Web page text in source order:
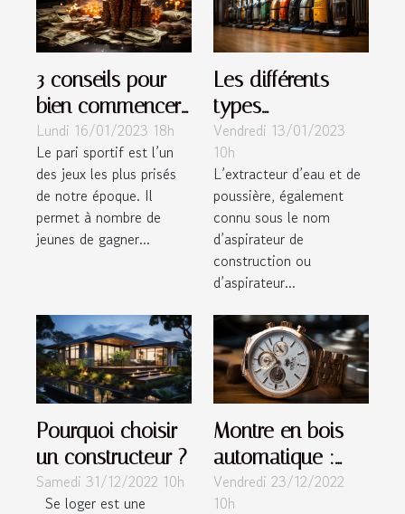
3 conseils pour
bien commencer
vos débuts dans
les paris sportifs
Lundi 16/01/2023 18h
Le pari sportif est l’un
des jeux les plus prisés
de notre époque. Il
permet à nombre de
jeunes de gagner...
Les différents
types
d’aspirateurs
multifonctions
Vendredi 13/01/2023
10h
L’extracteur d’eau et de
poussière, également
connu sous le nom
d’aspirateur de
construction ou
d’aspirateur...
Pourquoi choisir
un constructeur ?
Samedi 31/12/2022 10h
Se loger est une
Montre en bois
automatique :
pourquoi faire ce
Vendredi 23/12/2022
10h